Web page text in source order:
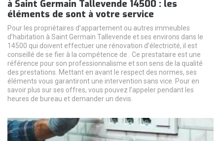
à Saint Germain Tallevende 14500 : les
éléments de sont à votre service
Pour les propriétaires d’appartement ou autres immeubles
d’habitation à Saint Germain Tallevende et ses environs dans le
14500 qui doivent effectuer une rénovation d’électricité, il est
conseillé de se fier à la compétence de . Ce prestataire est une
référence pour son professionnalisme et son sens de la qualité
des prestations. Mettant en avant le respect des normes, ses
éléments vous garantiront une intervention sans vice. Pour en
savoir plus sur ses offres, vous pouvez l’appeler pendant les
heures de bureau et demander un devis.